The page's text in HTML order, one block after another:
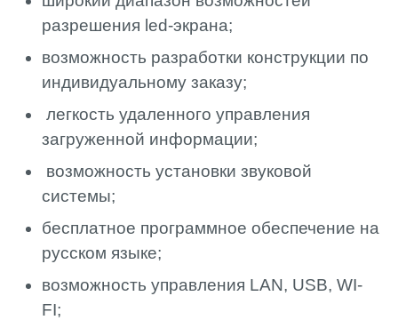
разрешения led-экрана;
возможность разработки конструкции по
индивидуальному заказу;
легкость удаленного управления
загруженной информации;
возможность установки звуковой
системы;
бесплатное программное обеспечение на
русском языке;
возможность управления LAN, USB, WI-
FI;